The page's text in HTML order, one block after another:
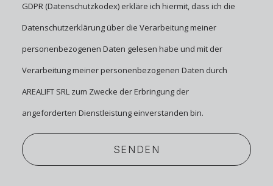
GDPR (Datenschutzkodex) erkläre ich hiermit, dass ich die
Datenschutzerklärungüber die Verarbeitung meiner
personenbezogenen Daten gelesen habe und mit der
Verarbeitung meiner personenbezogenen Daten durch
AREALIFT SRL zum Zwecke der Erbringung der
angeforderten Dienstleistung einverstanden bin.